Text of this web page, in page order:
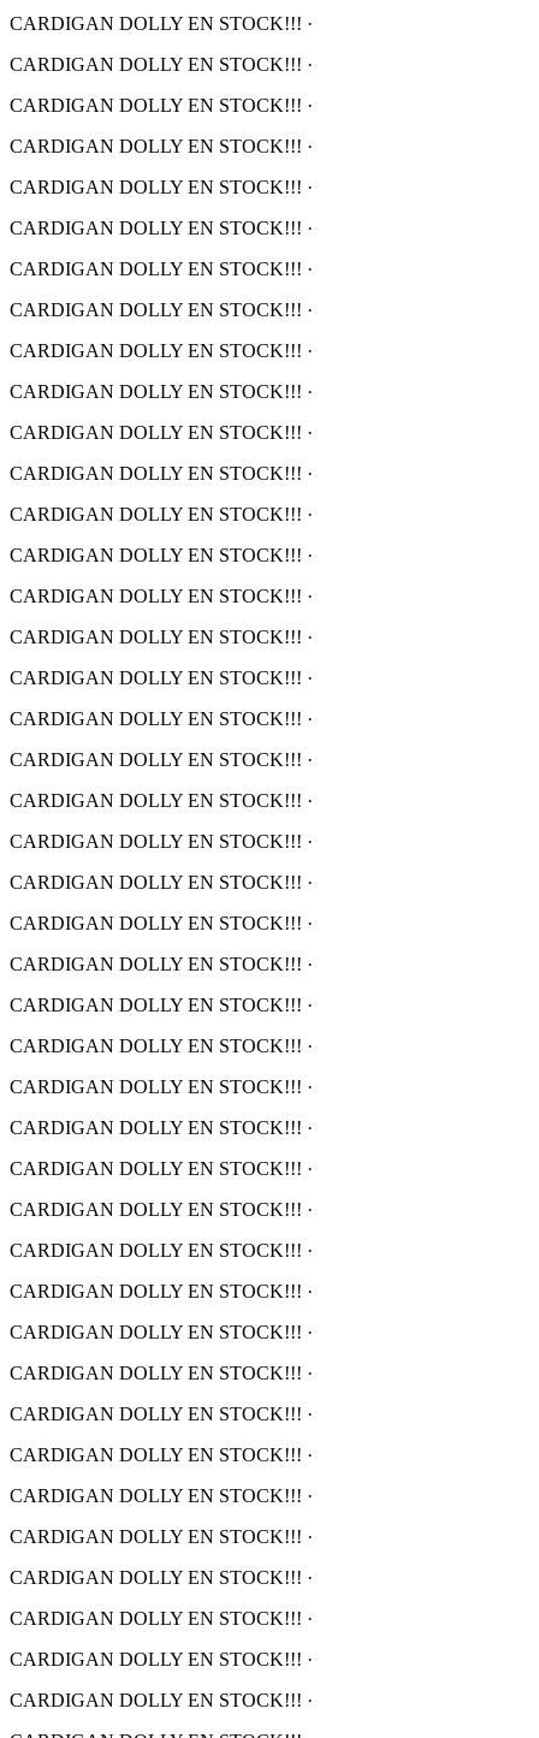
CARDIGAN DOLLY EN STOCK!!! ·
CARDIGAN DOLLY EN STOCK!!! ·
CARDIGAN DOLLY EN STOCK!!! ·
CARDIGAN DOLLY EN STOCK!!! ·
CARDIGAN DOLLY EN STOCK!!! ·
CARDIGAN DOLLY EN STOCK!!! ·
CARDIGAN DOLLY EN STOCK!!! ·
CARDIGAN DOLLY EN STOCK!!! ·
CARDIGAN DOLLY EN STOCK!!! ·
CARDIGAN DOLLY EN STOCK!!! ·
CARDIGAN DOLLY EN STOCK!!! ·
CARDIGAN DOLLY EN STOCK!!! ·
CARDIGAN DOLLY EN STOCK!!! ·
CARDIGAN DOLLY EN STOCK!!! ·
CARDIGAN DOLLY EN STOCK!!! ·
CARDIGAN DOLLY EN STOCK!!! ·
CARDIGAN DOLLY EN STOCK!!! ·
CARDIGAN DOLLY EN STOCK!!! ·
CARDIGAN DOLLY EN STOCK!!! ·
CARDIGAN DOLLY EN STOCK!!! ·
CARDIGAN DOLLY EN STOCK!!! ·
CARDIGAN DOLLY EN STOCK!!! ·
CARDIGAN DOLLY EN STOCK!!! ·
CARDIGAN DOLLY EN STOCK!!! ·
CARDIGAN DOLLY EN STOCK!!! ·
CARDIGAN DOLLY EN STOCK!!! ·
CARDIGAN DOLLY EN STOCK!!! ·
CARDIGAN DOLLY EN STOCK!!! ·
CARDIGAN DOLLY EN STOCK!!! ·
CARDIGAN DOLLY EN STOCK!!! ·
CARDIGAN DOLLY EN STOCK!!! ·
CARDIGAN DOLLY EN STOCK!!! ·
CARDIGAN DOLLY EN STOCK!!! ·
CARDIGAN DOLLY EN STOCK!!! ·
CARDIGAN DOLLY EN STOCK!!! ·
CARDIGAN DOLLY EN STOCK!!! ·
CARDIGAN DOLLY EN STOCK!!! ·
CARDIGAN DOLLY EN STOCK!!! ·
CARDIGAN DOLLY EN STOCK!!! ·
CARDIGAN DOLLY EN STOCK!!! ·
CARDIGAN DOLLY EN STOCK!!! ·
CARDIGAN DOLLY EN STOCK!!! ·